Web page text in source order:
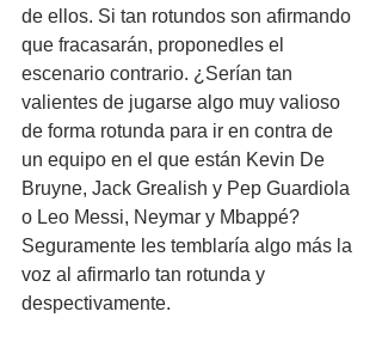
de ellos. Si tan rotundos son afirmando
que fracasarán, proponedles el
escenario contrario. ¿Serían tan
valientes de jugarse algo muy valioso
de forma rotunda para ir en contra de
un equipo en el que están Kevin De
Bruyne, Jack Grealish y Pep Guardiola
o Leo Messi, Neymar y Mbappé?
Seguramente les temblaría algo más la
voz al afirmarlo tan rotunda y
despectivamente.